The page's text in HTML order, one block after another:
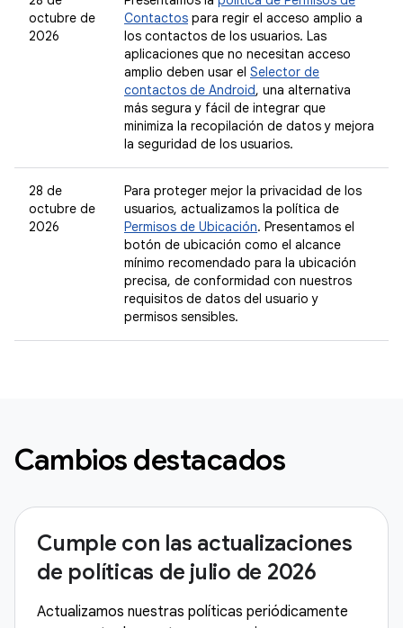
octubre de
2026
Contactos para regir el acceso amplio a
los contactos de los usuarios. Las
aplicaciones que no necesitan acceso
amplio deben usar el Selector de
contactos de Android, una alternativa
más segura y fácil de integrar que
minimiza la recopilación de datos y mejora
la seguridad de los usuarios.
28 de
octubre de
2026
Para proteger mejor la privacidad de los
usuarios, actualizamos la política de
Permisos de Ubicación. Presentamos el
botón de ubicación como el alcance
mínimo recomendado para la ubicación
precisa, de conformidad con nuestros
requisitos de datos del usuario y
permisos sensibles.
Cambios destacados
Cumple con las actualizaciones
de políticas de julio de 2026
Actualizamos nuestras políticas periódicamente